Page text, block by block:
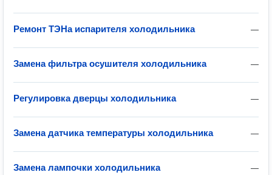
—
Ремонт ТЭНа испарителя холодильника
—
Замена фильтра осушителя холодильника
—
Регулировка дверцы холодильника
—
Замена датчика температуры холодильника
—
Замена лампочки холодильника